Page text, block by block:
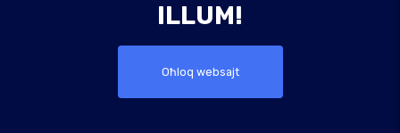
ILLUM!
Oħloq websajt